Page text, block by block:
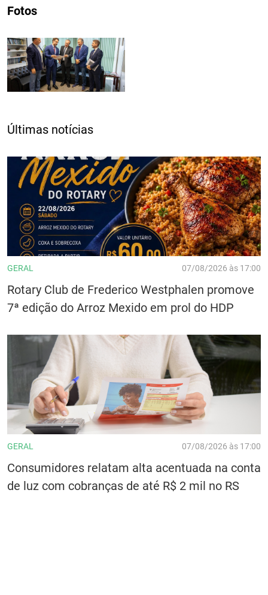
Fotos
Últimas notícias
GERAL 07/08/2026 às 17:00
Rotary Club de Frederico Westphalen promove
7ª edição do Arroz Mexido em prol do HDP
GERAL 07/08/2026 às 17:00
Consumidores relatam alta acentuada na conta
de luz com cobranças de até R$ 2 mil no RS